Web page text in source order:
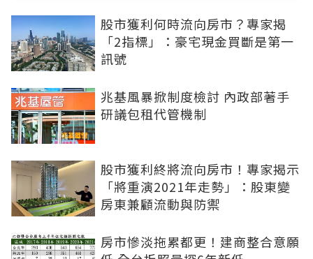
股市獲利何時流向房市？專家揭
「2指標」：豪宅現金買斷是第一
訊號
兆基風暴掀制度檢討 內政部著手
研議包租代管機制
股市獲利終將流向房市！專家揭示
「將重演2021年走勢」：股東變
房東兼顧流動與防禦
房市慘淡拖累都更！建商整合意願